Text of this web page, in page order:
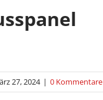
27, 2024 | 0 Kommentare